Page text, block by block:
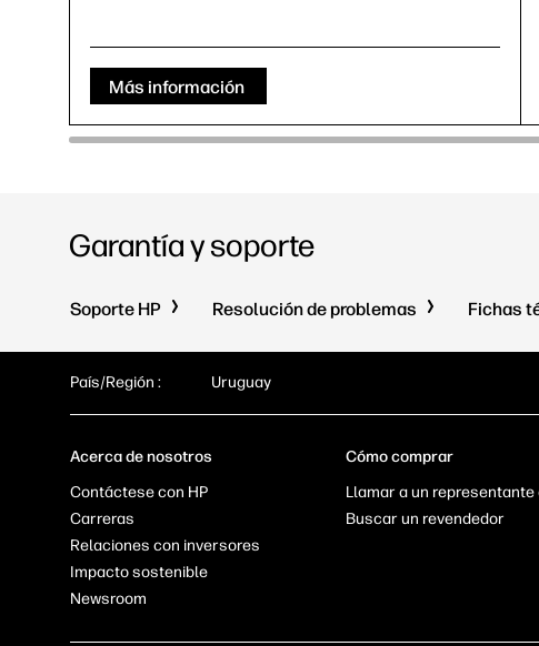
Más información
Garantía y soporte
Soporte HP Resolución de problemas Fichas
País/Región : Uruguay
Acerca de nosotros
Contáctese con HP
Carreras
Relaciones con inversores
Impacto sostenible
Newsroom
Cómo comprar
Llamar a un representante
Buscar un revendedor